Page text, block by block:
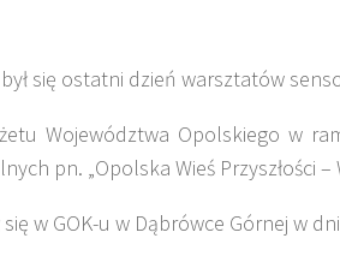
się ostatni dzień warsztatów
Województwa Opolskiego w
pn. „Opolska Wieś Przyszłości –
w GOK-u w Dąbrówce Górnej w